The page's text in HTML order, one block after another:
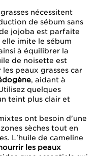
nécessitent
de sébum sans
jojoba est parfaite
imite le sébum
à équilibrer la
de noisette est
peaux grasses car
, aidant à
quelques
teint plus clair et
ont besoin d'une
sèches tout en
L'huile de cameline
les peaux